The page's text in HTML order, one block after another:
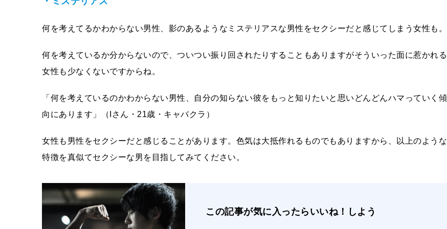
何を考えてるかわからない男性、影のあるようなミステリアスな男性をセクシーだと感じてしまう女性も。
何を考えているか分からないので、ついつい振り回されたりすることもありますがそういった面に惹かれる
女性も少なくないですからね。
「何を考えているのかわからない男性、自分の知らない彼をもっと知りたいと思いどんどんハマっていく傾
向にあります」（Iさん・21歳・キャバクラ）
女性も男性をセクシーだと感じることがあります。色気は大抵作れるものでもありますから、以上のような
特徴を真似てセクシーな男を目指してみてください。
この記事が気に入ったらいいね！しよう